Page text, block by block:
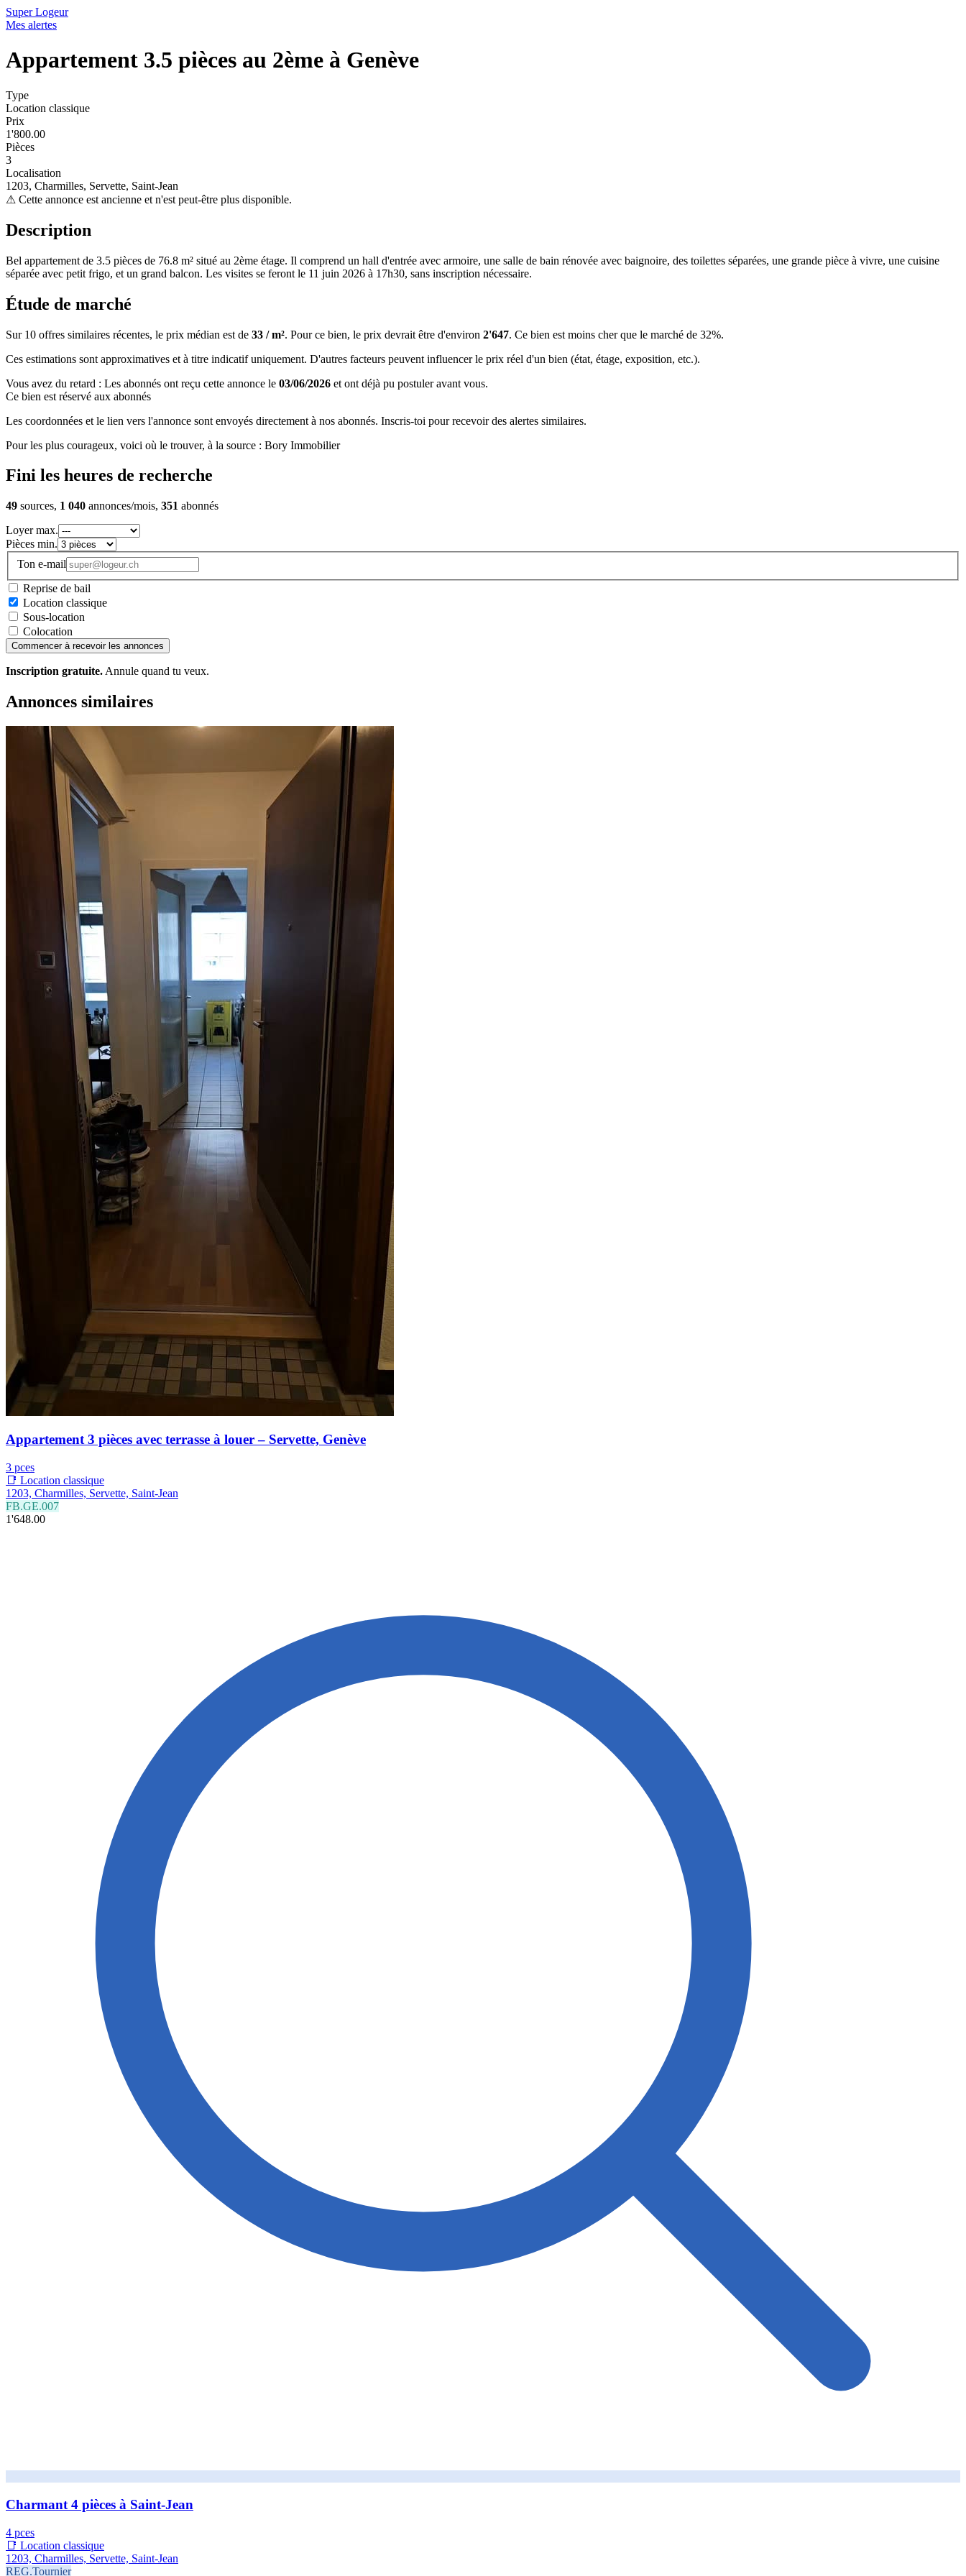
Super Logeur
Mes alertes
Appartement 3.5 pièces au 2ème à Genève
Type
Location classique
Prix
1'800.00
Pièces
3
Localisation
1203, Charmilles, Servette, Saint-Jean
⚠ Cette annonce est ancienne et n'est peut-être plus disponible.
Description
Bel appartement de 3.5 pièces de 76.8 m² situé au 2ème étage. Il comprend un hall d'entrée avec armoire, une salle de bain rénovée avec baignoire, des toilettes séparées, une grande pièce à vivre, une cuisine
séparée avec petit frigo, et un grand balcon. Les visites se feront le 11 juin 2026 à 17h30, sans inscription nécessaire.
Étude de marché
Sur 10 offres similaires récentes, le prix médian est de 33 / m². Pour ce bien, le prix devrait être d'environ 2'647. Ce bien est moins cher que le marché de 32%.
Ces estimations sont approximatives et à titre indicatif uniquement. D'autres facteurs peuvent influencer le prix réel d'un bien (état, étage, exposition, etc.).
Vous avez du retard : Les abonnés ont reçu cette annonce le 03/06/2026 et ont déjà pu postuler avant vous.
Ce bien est réservé aux abonnés
Les coordonnées et le lien vers l'annonce sont envoyés directement à nos abonnés. Inscris-toi pour recevoir des alertes similaires.
Pour les plus courageux, voici où le trouver, à la source : Bory Immobilier
Fini les heures de recherche
49 sources, 1 040 annonces/mois, 351 abonnés
Loyer max.
Pièces min.
Ton e-mail
Reprise de bail
Location classique
Sous-location
Colocation
Commencer à recevoir les annonces
Inscription gratuite. Annule quand tu veux.
Annonces similaires
Appartement 3 pièces avec terrasse à louer – Servette, Genève
3 pces
📑 Location classique
1203, Charmilles, Servette, Saint-Jean
FB.GE.007
1'648.00
Charmant 4 pièces à Saint-Jean
4 pces
📑 Location classique
1203, Charmilles, Servette, Saint-Jean
REG.Tournier